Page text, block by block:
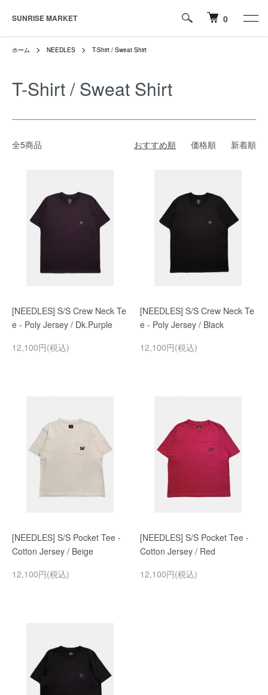
SUNRISE MARKET 0
ホーム NEEDLES T-Shirt / Sweat Shirt
T-Shirt / Sweat Shirt
全5商品 おすすめ順 価格順 新着順
[NEEDLES] S/S Crew Neck Te
e - Poly Jersey / Dk.Purple
12,100円(税込)
[NEEDLES] S/S Crew Neck Te
e - Poly Jersey / Black
12,100円(税込)
[NEEDLES] S/S Pocket Tee -
Cotton Jersey / Beige
12,100円(税込)
[NEEDLES] S/S Pocket Tee -
Cotton Jersey / Red
12,100円(税込)